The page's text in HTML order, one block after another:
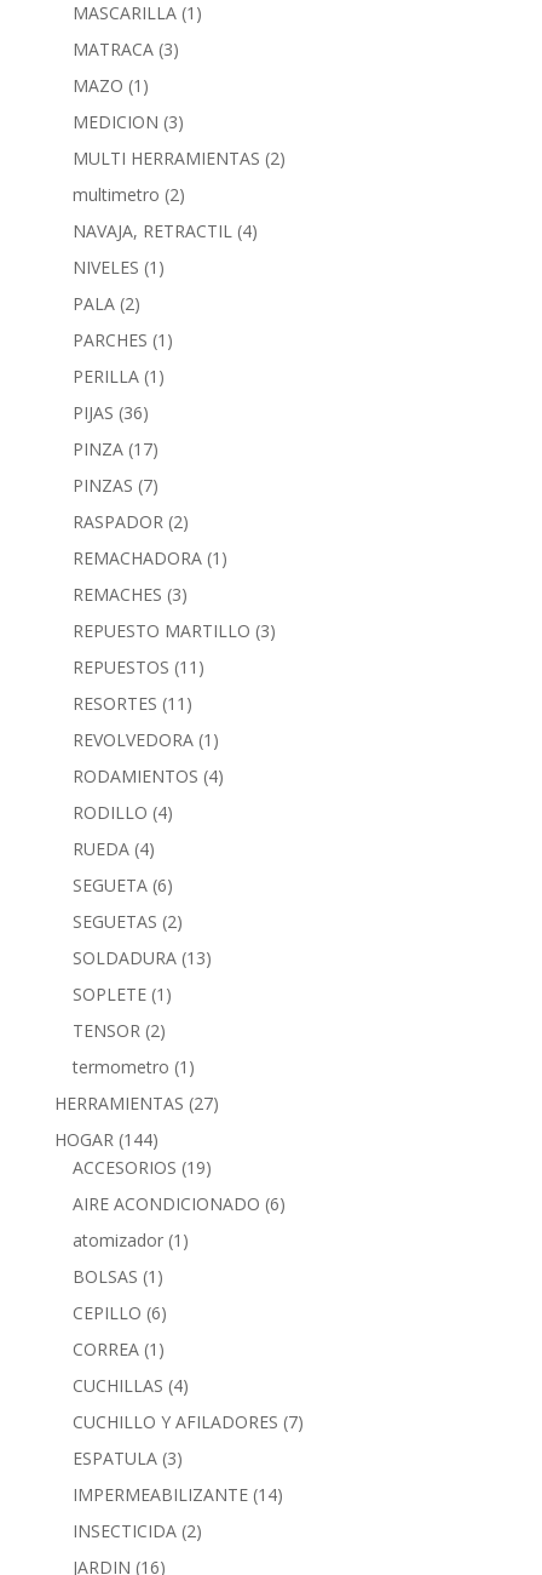
MASCARILLA (1)
MATRACA (3)
MAZO (1)
MEDICION (3)
MULTI HERRAMIENTAS (2)
multimetro (2)
NAVAJA, RETRACTIL (4)
NIVELES (1)
PALA (2)
PARCHES (1)
PERILLA (1)
PIJAS (36)
PINZA (17)
PINZAS (7)
RASPADOR (2)
REMACHADORA (1)
REMACHES (3)
REPUESTO MARTILLO (3)
REPUESTOS (11)
RESORTES (11)
REVOLVEDORA (1)
RODAMIENTOS (4)
RODILLO (4)
RUEDA (4)
SEGUETA (6)
SEGUETAS (2)
SOLDADURA (13)
SOPLETE (1)
TENSOR (2)
termometro (1)
HERRAMIENTAS (27)
HOGAR (144)
ACCESORIOS (19)
AIRE ACONDICIONADO (6)
atomizador (1)
BOLSAS (1)
CEPILLO (6)
CORREA (1)
CUCHILLAS (4)
CUCHILLO Y AFILADORES (7)
ESPATULA (3)
IMPERMEABILIZANTE (14)
INSECTICIDA (2)
JARDIN (16)